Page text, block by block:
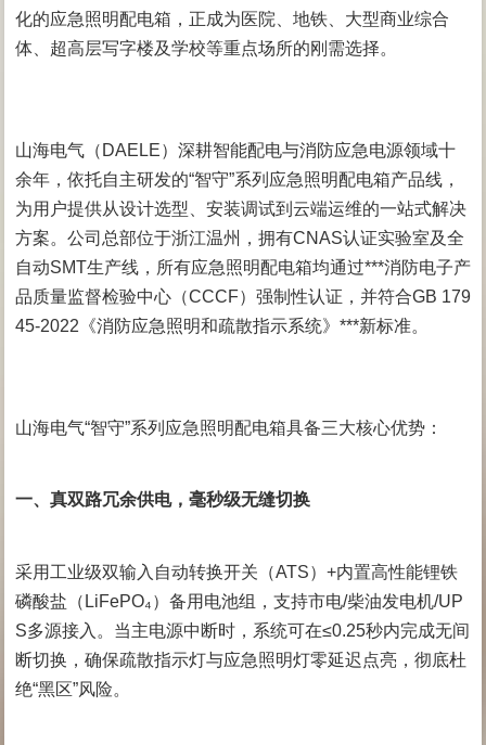
化的应急照明配电箱，正成为医院、地铁、大型商业综合
体、超高层写字楼及学校等重点场所的刚需选择。
山海电气（DAELE）深耕智能配电与消防应急电源领域十
余年，依托自主研发的“智守”系列应急照明配电箱产品线，
为用户提供从设计选型、安装调试到云端运维的一站式解决
方案。公司总部位于浙江温州，拥有CNAS认证实验室及全
自动SMT生产线，所有应急照明配电箱均通过***消防电子产
品质量监督检验中心（CCCF）强制性认证，并符合GB 179
45-2022《消防应急照明和疏散指示系统》***新标准。
山海电气“智守”系列应急照明配电箱具备三大核心优势：
一、真双路冗余供电，毫秒级无缝切换
采用工业级双输入自动转换开关（ATS）+内置高性能锂铁
磷酸盐（LiFePO₄）备用电池组，支持市电/柴油发电机/UP
S多源接入。当主电源中断时，系统可在≤0.25秒内完成无间
断切换，确保疏散指示灯与应急照明灯零延迟点亮，彻底杜
绝“黑区”风险。